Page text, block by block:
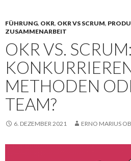
FÜHRUNG, OKR, OKR VS SCRUM,
ZUSAMMENARBEIT
OKR VS. SCRUM:
METHODEN
TEAM?
6. DEZEMBER 2021 ERNO MARIUS